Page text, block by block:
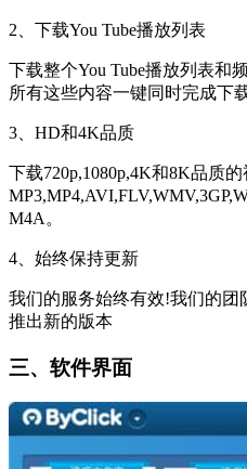
2、下载You Tube播放列表
下载整个You Tube播放列表和
所有这些内容一键同时完成下
3、HD和4K品质
下载720p,1080p,4K和8K品质
M4A。
4、始终保持更新
我们的服务始终有效!我们的团
推出新的版本
三、软件界面